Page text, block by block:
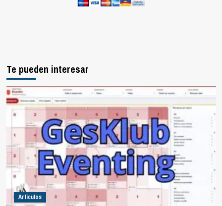
Te pueden interesar
Artículos